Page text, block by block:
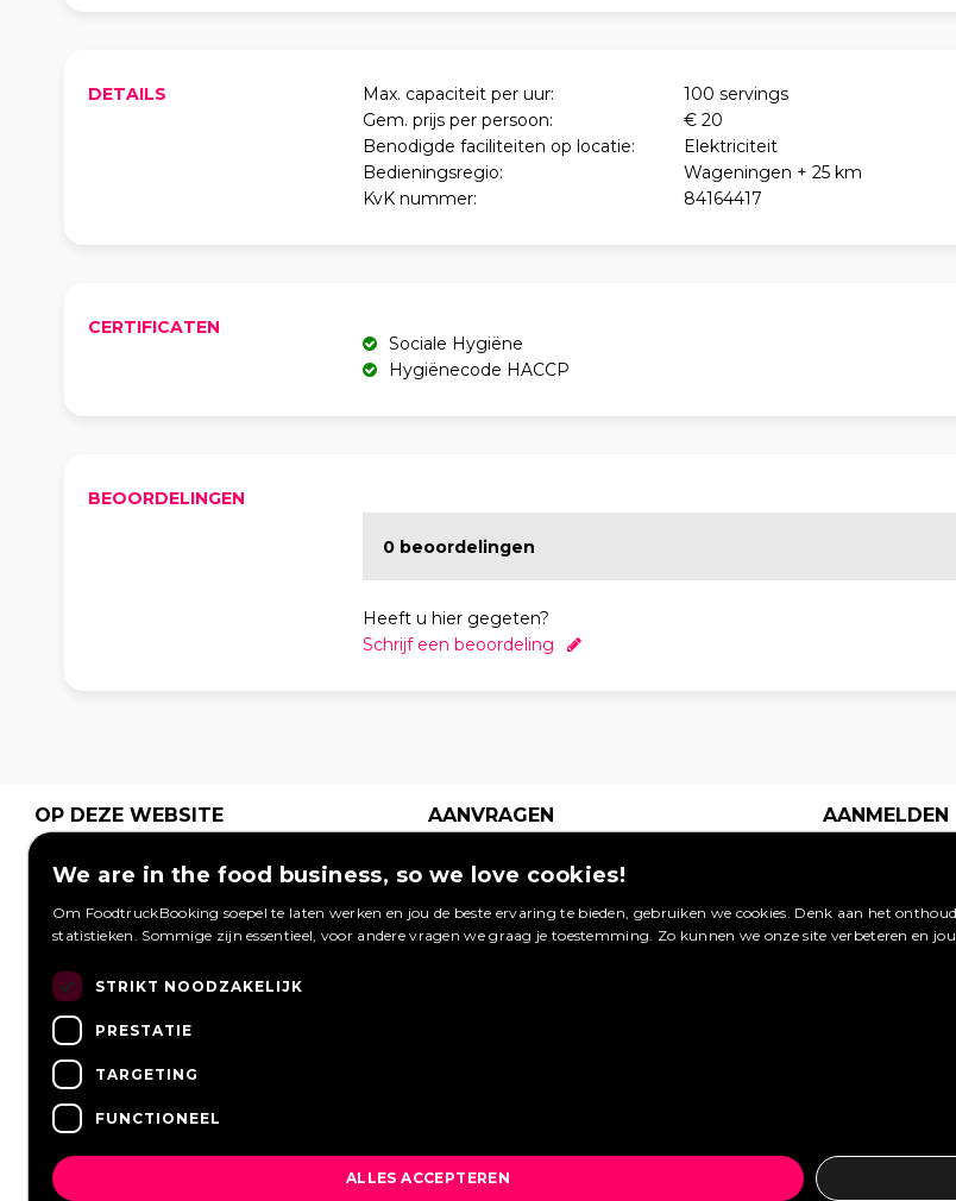
DETAILS Max. capaciteit per uur:
100 servings
Gem. prijs per persoon:
€ 20
Benodigde faciliteiten op locatie:
Elektriciteit
Bedieningsregio:
Wageningen + 25 km
KvK nummer:
84164417
CERTIFICATEN
Sociale Hygiëne
Hygiënecode HACCP
BEOORDELINGEN
0 beoordelingen
Heeft u hier gegeten?
Schrijf een beoordeling
OP DEZE WEBSITE
Hoe werkt het
foodtruck?
Bedrijfsfeest
Inloggen
Overzicht
Meest gestelde
vragen
Vacatures
AANVRAGEN
aanvraag waarop
FoodtruckBooking.com
kunnen reageren.
AANMELDEN
vakgebied.
nu aan en
We are in the food business, so we love cookies!
Om FoodtruckBooking soepel te laten werken en jou de beste ervaring te bieden, gebruiken we cookies. Denk aan het
statistieken. Sommige zijn essentieel, voor andere vragen we graag je toestemming. Zo kunnen we onze site verbeteren en
STRIKT NOODZAKELIJK
PRESTATIE
TARGETING
FUNCTIONEEL
ALLES ACCEPTEREN